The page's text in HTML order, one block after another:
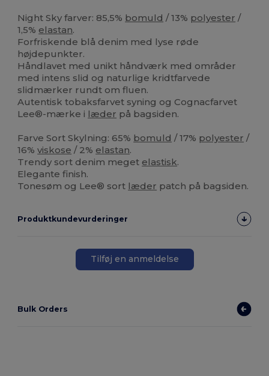
Night Sky farver: 85,5% bomuld / 13% polyester /
1,5% elastan.
Forfriskende blå denim med lyse røde
højdepunkter.
Håndlavet med unikt håndværk med områder
med intens slid og naturlige kridtfarvede
slidmærker rundt om fluen.
Autentisk tobaksfarvet syning og Cognacfarvet
Lee®-mærke i læder på bagsiden.
Farve Sort Skylning: 65% bomuld / 17% polyester /
16%viskose / 2% elastan.
Trendy sort denim meget elastisk.
Elegante finish.
Tonesøm og Lee® sort læder patch på bagsiden.
Produktkundevurderinger
Tilføj en anmeldelse
Bulk Orders